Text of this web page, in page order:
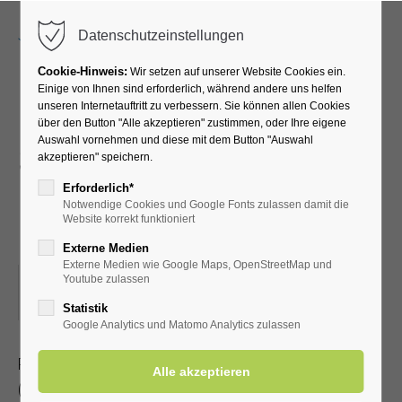
Radwanderung mit dem
SGV -Ins Paderborner
Land- zwischendurch
Einkehr
24.05.2025, 13:30–18:00
ORT: TREFFPUNKT MARKTPLATZ IN ERWITTE
Radwanderung mit dem Sauerländischen Gebirgsverein
(Streckenlänge 35-50 km)
Datenschutzeinstellungen
Cookie-Hinweis: Wir setzen auf unserer Website Cookies ein.
Einige von Ihnen sind erforderlich, während andere uns helfen
unseren Internetauftritt zu verbessern. Sie können allen Cookies
über den Button "Alle akzeptieren" zustimmen, oder Ihre eigene
Auswahl vornehmen und diese mit dem Button "Auswahl
akzeptieren" speichern.
Erforderlich*
Notwendige Cookies und Google Fonts zulassen damit die
Website korrekt funktioniert
Externe Medien
Externe Medien wie Google Maps, OpenStreetMap und
Youtube zulassen
Statistik
Google Analytics und Matomo Analytics zulassen